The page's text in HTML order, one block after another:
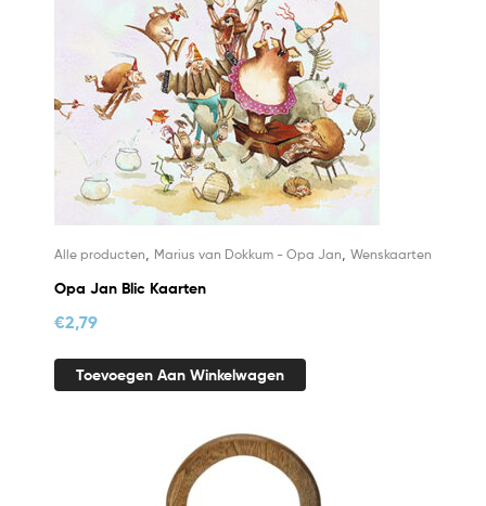
Alle producten Marius van Dokkum - Opa Jan Wenskaarten
Opa Jan Blic Kaarten
€2,79
Toevoegen Aan Winkelwagen